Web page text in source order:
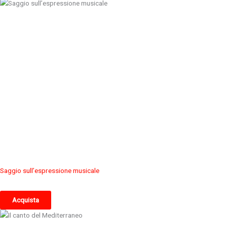
Saggio sull’espressione musicale
Acquista